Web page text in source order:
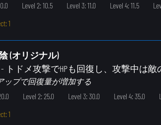
Level 2: 10.5 Level 3: 11.0 Level 4: 11.5
1
(オリジナル)
- トドメ攻撃でHPも回復し、攻撃中は
ップで回復量が増加する
Level 2: 25.0 Level 3: 30.0 Level 4: 35.0
1